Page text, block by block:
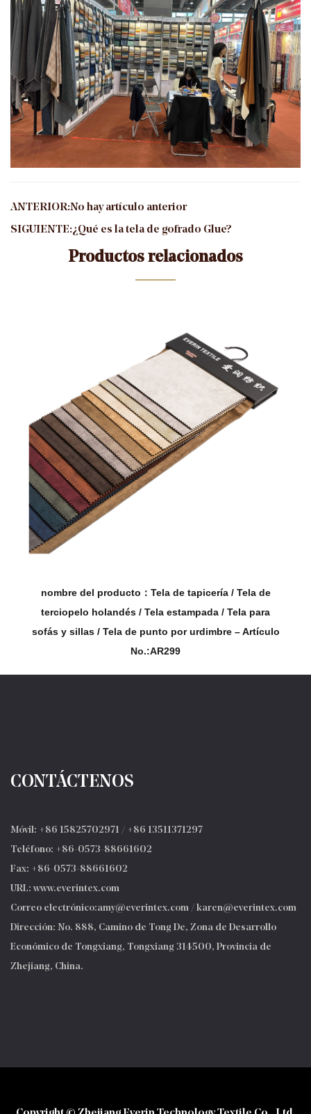
ANTERIOR:No hay artículo anterior
SIGUIENTE:¿Qué es la tela de gofrado Glue?
Productos relacionados
/ Tela de
Tela para
– Artículo
nombre del producto：Tela de tapicería /
terciopelo holandés / Tela estampada /
sofás y sillas / Tela de punto por urdimbre -
CONTÁCTENOS
Móvil: +86 15825702971 / +86 13511371297
Teléfono: +86-0573-88661602
Fax: +86-0573-88661602
URL: www.everintex.com
Correo electrónico:amy@everintex.com / karen@everintex.com
Dirección: No. 888, Camino de Tong De, Zona de Desarrollo
Económico de Tongxiang, Tongxiang 314500, Provincia de
Zhejiang, China.